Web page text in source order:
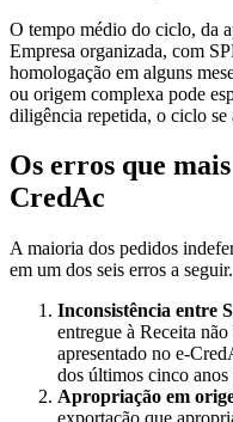
O tempo médio do ciclo, da
Empresa organizada, com
homologação em alguns
ou origem complexa pode
diligência repetida, o ciclo se
Os erros que
CredAc
A maioria dos pedidos
em um dos seis erros a seguir.
Inconsistência entre
entregue à Receita
apresentado no e-
dos últimos cinco
Apropriação em